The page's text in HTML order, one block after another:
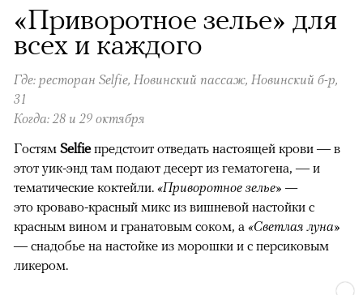
«Приворотное зелье» для
всех и каждого
Где: ресторан Selfie, Новинский пассаж, Новинский б-р,
31
Когда: 28 и 29 октября
Гостям Selfieпредстоит отведать настоящей крови — в
этот уик-энд там подают десерт из гематогена, — и
тематические коктейли. «Приворотное зелье» —
это кроваво-красный микс из вишневой настойки с
красным вином и гранатовым соком, а «Светлая луна»
— снадобье на настойке из морошки и с персиковым
ликером.